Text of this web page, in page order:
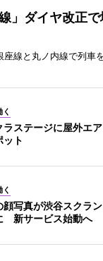
」ダイヤ改正
線と丸ノ内線で列車
ラステージに屋外エ
ット
顔写真が渋谷スクラ
新サービス始動へ